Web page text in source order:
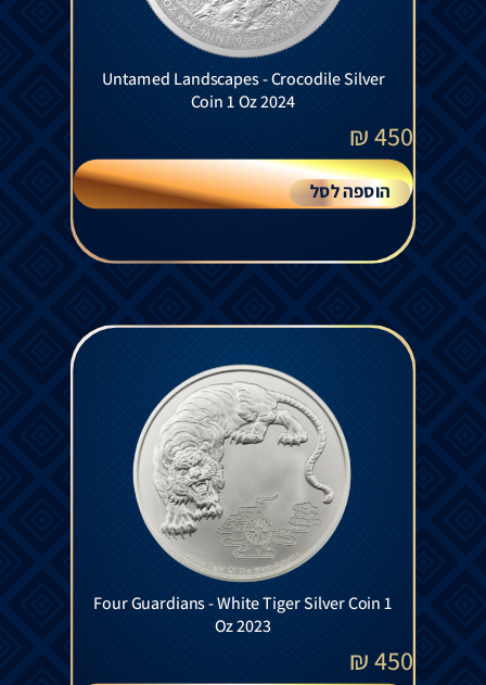
Untamed Landscapes - Crocodile Silver
Coin 1 Oz 2024
450
₪
הוספה לסל
Four Guardians - White Tiger Silver Coin 1
Oz 2023
450
₪